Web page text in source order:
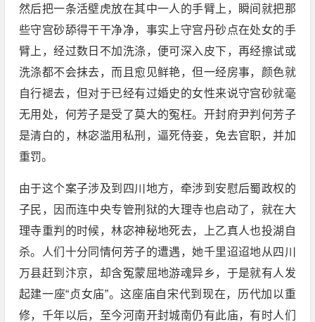
然后把一条活壁虎放在其中一人的手臂上，瞬间就把那
些守宫砂舔得干干净净，事实上守宫丹砂点在处女的手
臂上，经过数日不加洗涤，便可深入皮下，再经擦试或
洗涤都不会抹去，而且愈见鲜艳，但一经房事，颜色就
自行褪去，但对于已经有过婚史的女性来说守宫砂就毫
无用处，何芳子是受了莫大的冤枉。开封府尹判何芳子
是清白的，林宓滥用私刑，逼死侍妾，免去官职，并加
重罚。
由于这个案子涉及到四川地方，牵涉到安慰后蜀政权的
子民，因而连中央专管刑狱的大理寺也启动了，就在大
理寺重判的时候，林宓神秘地死去，上乙真人也投湖自
杀。人们十分同情何芳子的遭遇，她千里迢迢地从四川
万县赶到汴京，却含冤蒙屈地游魂异乡，于是就有人发
起建一座“贞女庙”。这座庙自宋代到现在，历代加以重
修，千年以后，至今河南开封城南仍有此庙，有时人们